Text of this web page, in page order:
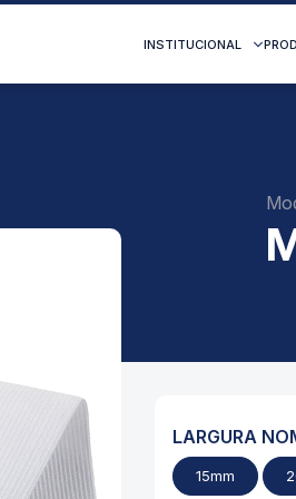
INSTITUCIONAL
LARGURA
15mm